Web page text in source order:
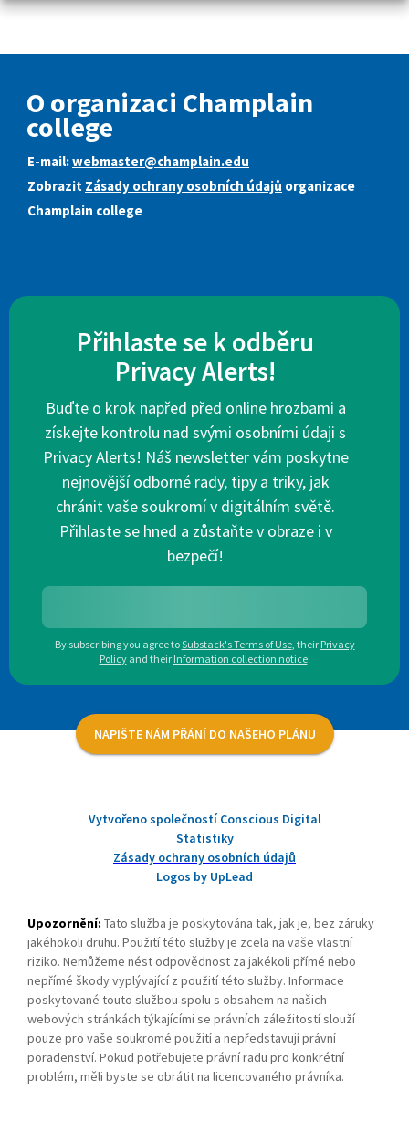
O organizaci Champlain
college
E-mail:webmaster@champlain.edu
Zobrazit Zásady ochrany osobních údajů organizace
Champlain college
Přihlaste se k odběru
Privacy Alerts!
Buďte o krok napřed před online hrozbami a
získejte kontrolu nad svými osobními údaji s
Privacy Alerts! Náš newsletter vám poskytne
nejnovější odborné rady, tipy a triky, jak
chránit vaše soukromí v digitálním světě.
Přihlaste se hned a zůstaňte v obraze i v
bezpečí!
By subscribing you agree toSubstack's Terms of Use, their Privacy
Policy and their Information collection notice.
NAPIŠTE NÁM PŘÁNÍ DO NAŠEHO PLÁNU
Vytvořeno společností Conscious Digital
Statistiky
Zásady ochrany osobních údajů
Logos by UpLead
Upozornění: Tato služba je poskytována tak, jak je, bez záruky
jakéhokoli druhu. Použití této služby je zcela na vaše vlastní
riziko. Nemůžeme nést odpovědnost za jakékoli přímé nebo
nepřímé škody vyplývající z použití této služby. Informace
poskytované touto službou spolu s obsahem na našich
webových stránkách týkajícími se právních záležitostí slouží
pouze pro vaše soukromé použití a nepředstavují právní
poradenství. Pokud potřebujete právní radu pro konkrétní
problém, měli byste se obrátit na licencovaného právníka.